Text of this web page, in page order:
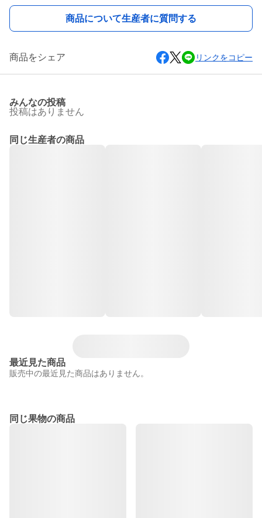
商品について生産者に質問する
商品をシェア リンクをコピー
みんなの投稿
投稿はありません
同じ生産者の商品
最近見た商品
販売中の最近見た商品はありません。
同じ果物の商品